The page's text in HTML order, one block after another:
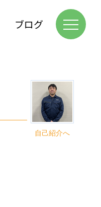
ブログ
自己紹介へ